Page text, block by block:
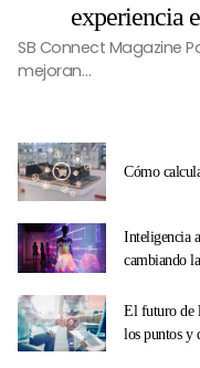
experiencia
SB Connect Magazine
mejoran…
Cómo
Inteligencia
cambiando
El futuro de
los puntos y